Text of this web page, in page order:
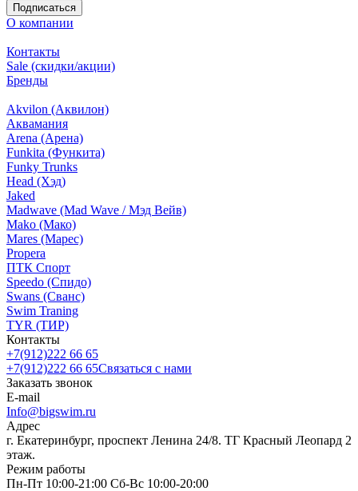
Подписаться
О компании
Контакты
Sale (скидки/акции)
Бренды
Akvilon (Аквилон)
Аквамания
Arena (Арена)
Funkita (Функита)
Funky Trunks
Head (Хэд)
Jaked
Madwave (Mad Wave / Мэд Вейв)
Mako (Мако)
Mares (Марес)
Propera
ПТК Спорт
Speedo (Спидо)
Swans (Сванс)
Swim Traning
TYR (ТИР)
Контакты
+7(912)222 66 65
+7(912)222 66 65Связаться с нами
Заказать звонок
E-mail
Info@bigswim.ru
Адрес
г. Екатеринбург, проспект Ленина 24/8. ТГ Красный Леопард 2
этаж.
Режим работы
Пн-Пт 10:00-21:00 Сб-Вс 10:00-20:00